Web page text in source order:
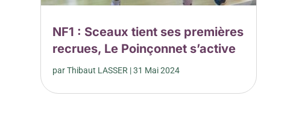
NF1 : Sceaux tient ses premières
recrues, Le Poinçonnet s’active
parThibaut LASSER |31 Mai 2024